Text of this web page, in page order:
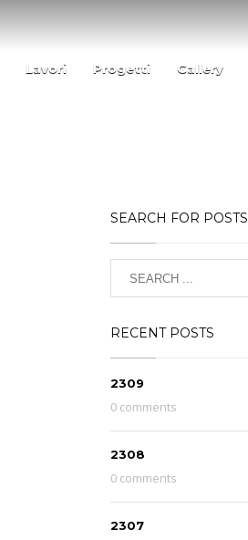
Lavori Progetti Gallery
SEARCH FOR POSTS
RECENT POSTS
2309
0 comments
2308
0 comments
2307